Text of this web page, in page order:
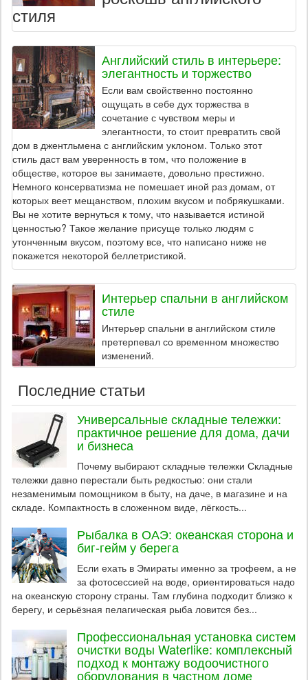
стиля
Английский стиль в интерьере:
элегантность и торжество
Если вам свойственно постоянно
ощущать в себе дух торжества в
сочетание с чувством меры и
элегантности, то стоит превратить свой
дом в джентльмена с английским уклоном. Только этот
стиль даст вам уверенность в том, что положение в
обществе, которое вы занимаете, довольно престижно.
Немного консерватизма не помешает иной раз домам, от
которых веет мещанством, плохим вкусом и побрякушками.
Вы не хотите вернуться к тому, что называется истиной
ценностью? Такое желание присуще только людям с
утонченным вкусом, поэтому все, что написано ниже не
покажется некоторой беллетристикой.
Интерьер спальни в английском
стиле
Интерьер спальни в английском стиле
претерпевал со временном множество
изменений.
Последние статьи
Универсальные складные тележки:
практичное решение для дома, дачи
и бизнеса
Почему выбирают складные тележки Складные
тележки давно перестали быть редкостью: они стали
незаменимым помощником в быту, на даче, в магазине и на
складе. Компактность в сложенном виде, лёгкость...
Рыбалка в ОАЭ: океанская сторона и
биг-гейм у берега
Если ехать в Эмираты именно за трофеем, а не
за фотосессией на воде, ориентироваться надо
на океанскую сторону страны. Там глубина подходит близко к
берегу, и серьёзная пелагическая рыба ловится без...
Профессиональная установка систем
очистки воды Waterlike: комплексный
подход к монтажу водоочистного
оборудования в частном доме